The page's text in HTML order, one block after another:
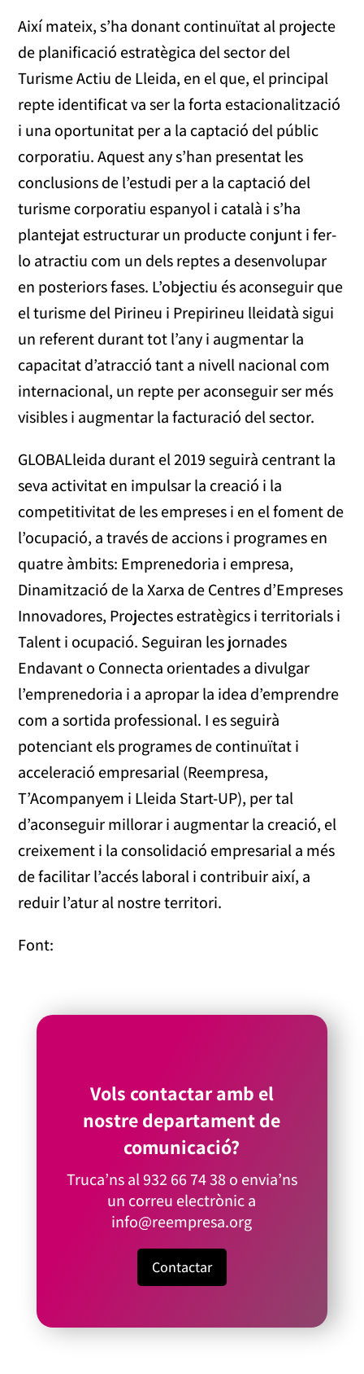
Així mateix, s’ha donant continuïtat al projecte
de planificació estratègica del sector del
Turisme Actiu de Lleida, en el que, el principal
repte identificat va ser la forta estacionalització
i una oportunitat per a la captació del públic
corporatiu. Aquest any s’han presentat les
conclusions de l’estudi per a la captació del
turisme corporatiu espanyol i català i s’ha
plantejat estructurar un producte conjunt i fer-
lo atractiu com un dels reptes a desenvolupar
en posteriors fases. L’objectiu és aconseguir que
el turisme del Pirineu i Prepirineu lleidatà sigui
un referent durant tot l’any i augmentar la
capacitat d’atracció tant a nivell nacional com
internacional, un repte per aconseguir ser més
visibles i augmentar la facturació del sector.
GLOBALleida durant el 2019 seguirà centrant la
seva activitat en impulsar la creació i la
competitivitat de les empreses i en el foment de
l’ocupació, a través de accions i programes en
quatre àmbits: Emprenedoria i empresa,
Dinamització de la Xarxa de Centres d’Empreses
Innovadores, Projectes estratègics i territorials i
Talent i ocupació. Seguiran les jornades
Endavant o Connecta orientades a divulgar
l’emprenedoria i a apropar la idea d’emprendre
com a sortida professional. I es seguirà
potenciant els programes de continuïtat i
acceleració empresarial (Reempresa,
T’Acompanyem i Lleida Start-UP), per tal
d’aconseguir millorar i augmentar la creació, el
creixement i la consolidació empresarial a més
de facilitar l’accés laboral i contribuir així, a
reduir l’atur al nostre territori.
Font:
Vols contactar amb el
nostre departament de
comunicació?
Truca’ns al932 66 74 38o envia’ns
un correu electrònic a
info@reempresa.org
Contactar